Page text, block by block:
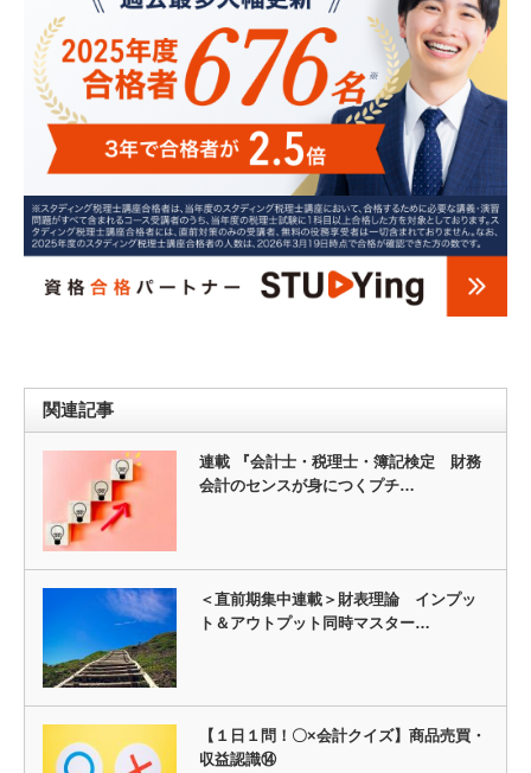
関連記事
連載 『会計士・税理士・簿記検定 財務
会計のセンスが身につくプチ…
＜直前期集中連載＞財表理論 インプッ
ト＆アウトプット同時マスター…
【１日１問！〇×会計クイズ】商品売買・
収益認識⑭